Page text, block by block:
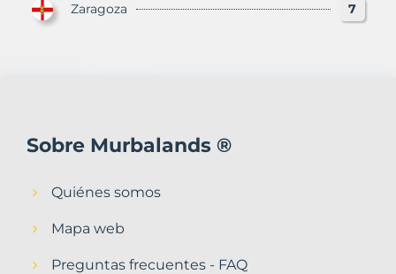
Zaragoza 7
Sobre Murbalands ®
Quiénes somos
Mapa web
Preguntas frecuentes - FAQ